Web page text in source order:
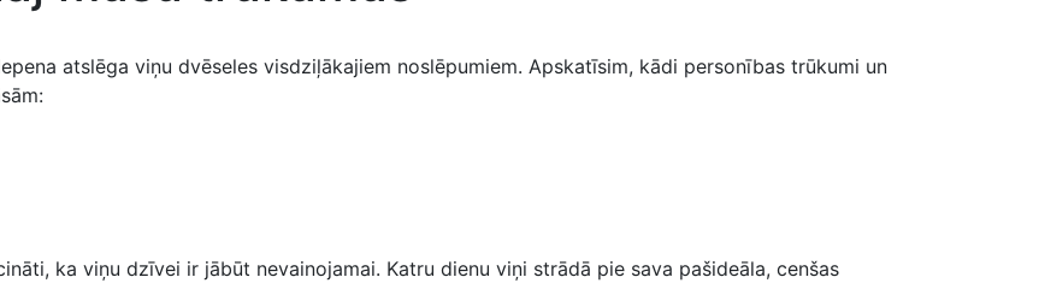
atslēga viņu dvēseles visdziļākajiem noslēpumiem. Apskatīsim, kādi personības trūkumi un
ka viņu dzīvei ir jābūt nevainojamai. Katru dienu viņi strādā pie sava pašideāla, cenšas